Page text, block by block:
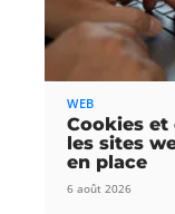
WEB
Cookies et
les sites
en place
6 août 2026